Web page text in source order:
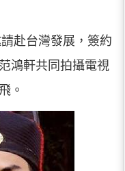
赴台灣發展，簽約
鴻軒共同拍攝電視
。